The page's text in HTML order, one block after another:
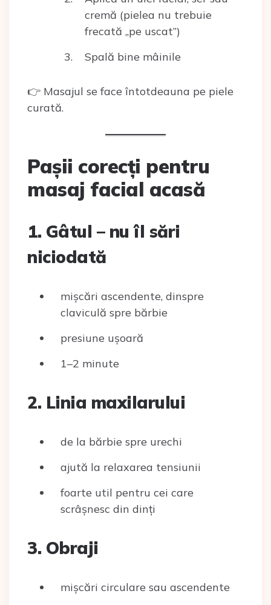
cremă (pielea nu trebuie
frecată „pe uscat”)
Spală bine mâinile
👉 Masajul se face întotdeauna pe piele
curată.
Pașii corecți pentru
masaj facial acasă
1. Gâtul – nu îl sări
niciodată
mișcări ascendente, dinspre
claviculă spre bărbie
presiune ușoară
1–2 minute
2. Linia maxilarului
de la bărbie spre urechi
ajută la relaxarea tensiunii
foarte util pentru cei care
scrâșnesc din dinți
3. Obraji
mișcări circulare sau ascendente